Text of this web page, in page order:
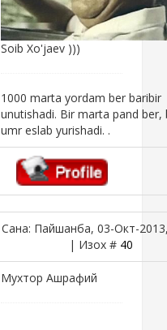
Soib Xo'jaev )))
1000 marta yordam ber baribir
unutishadi. Bir marta pand ber,
umr eslab yurishadi. .
Сана: Пайшанба, 03-Окт-
| Изох # 40
Мухтор Ашрафий